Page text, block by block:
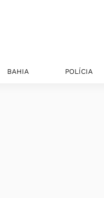
BAHIA POLÍCIA